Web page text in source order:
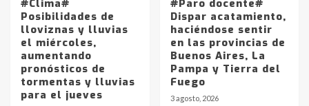
#Clima#
Posibilidades de
lloviznas y lluvias
el miércoles,
aumentando
pronósticos de
tormentas y lluvias
para el jueves
#Paro docente#
Dispar acatamiento,
haciéndose sentir
en las provincias de
Buenos Aires, La
Pampa y Tierra del
Fuego
3 agosto, 2026
5
entre 857 a 1338 pesos
6
La Bolsa de Cereales de Bahía
Blanca anticipa que Agosto vendrá
con lluvias y heladas, en gran parte
de la provincia